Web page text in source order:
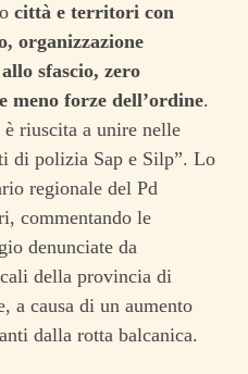
città e territori con
organizzazione
sfascio, zero
meno forze dell’ordine.
è riuscita a unire nelle
di polizia Sap e Silp”. Lo
regionale del Pd
commentando le
denunciate da
della provincia di
a causa di un aumento
dalla rotta balcanica.